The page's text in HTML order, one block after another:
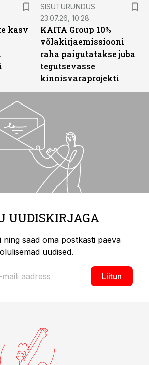
kasv
SISUTURUNDUS
23.07.26, 10:28
KAITA Group 10%
võlakirjaemissiooni
raha paigutatakse juba
tegutsevasse
kinnisvaraprojekti
UUDISKIRJAGA
ning saad oma postkasti päeva
olulisemad uudised.
Liitun